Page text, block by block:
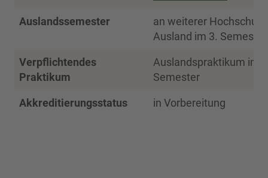
Auslandssemester
an weiterer Hochschule
Ausland im 3. Semester
Verpflichtendes
Praktikum
Auslandspraktikum im
Semester
Akkreditierungsstatus in Vorbereitung